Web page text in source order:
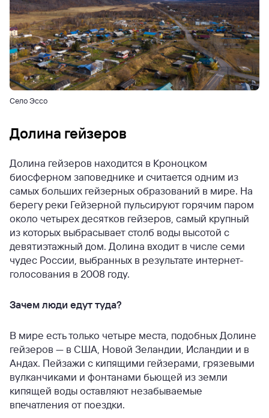
Село Эссо
Долина гейзеров
Долина гейзеров находится в Кроноцком
биосферном заповеднике и считается одним из
самых больших гейзерных образований в мире. На
берегу реки Гейзерной пульсируют горячим паром
около четырех десятков гейзеров, самый крупный
из которых выбрасывает столб воды высотой с
девятиэтажный дом. Долина входит в числе семи
чудес России, выбранных в результате интернет-
голосования в 2008 году.
Зачем люди едут туда?
В мире есть только четыре места, подобных Долине
гейзеров — в США, Новой Зеландии, Исландии и в
Андах. Пейзажи с кипящими гейзерами, грязевыми
вулканчиками и фонтанами бьющей из земли
кипящей воды оставляют незабываемые
впечатления от поездки.